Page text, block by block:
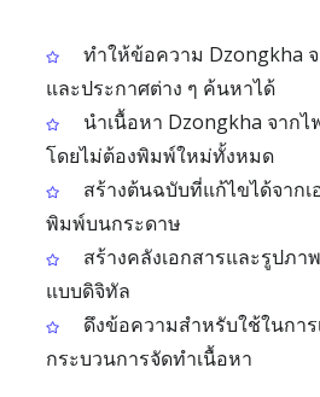
ทำให้ข้อความ Dzongkha
และประกาศต่าง ๆ ค้นหาได้
นำเนื้อหา Dzongkha จาก
โดยไม่ต้องพิมพ์ใหม่ทั้งหมด
สร้างต้นฉบับที่แก้ไขได้จาก
พิมพ์บนกระดาษ
สร้างคลังเอกสารและรูปภา
แบบดิจิทัล
ดึงข้อความสำหรับใช้ในการ
กระบวนการจัดทำเนื้อหา